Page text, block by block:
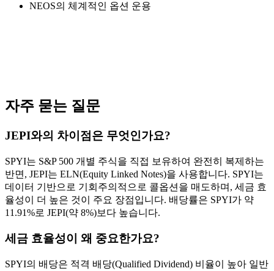
NEOS의 체계적인 옵션 운용
자주 묻는 질문
JEPI와의 차이점은 무엇인가요?
SPYI는 S&P 500 개별 주식을 직접 보유하여 완전히 복제하는
반면, JEPI는 ELN(Equity Linked Notes)을 사용합니다. SPYI는
데이터 기반으로 기회주의적으로 콜옵션을 매도하며, 세금 효
율성이 더 높은 것이 주요 장점입니다. 배당률은 SPYI가 약
11.91%로 JEPI(약 8%)보다 높습니다.
세금 효율성이 왜 중요한가요?
SPYI의 배당은 적격 배당(Qualified Dividend) 비율이 높아 일반